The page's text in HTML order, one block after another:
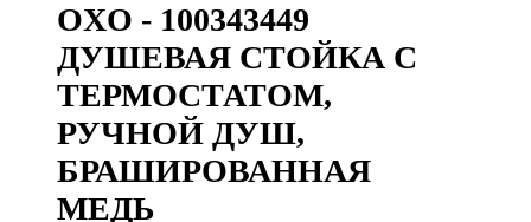
OXO - 100343449
ДУШЕВАЯ СТОЙКА С
ТЕРМОСТАТОМ,
РУЧНОЙ ДУШ,
БРАШИРОВАННАЯ
МЕДЬ